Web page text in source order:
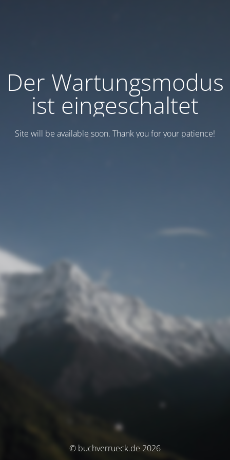
Der Wartungsmodus
ist eingeschaltet
Site will be available soon. Thank you for your patience!
© buchverrueck.de 2026